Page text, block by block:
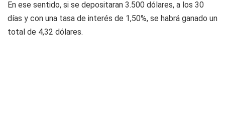
En ese sentido, si se depositaran 3.500 dólares, a los 30
días y con una tasa de interés de 1,50%, se habrá ganado un
total de 4,32 dólares.